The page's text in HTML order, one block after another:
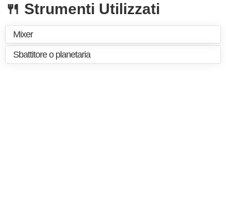
🍴 Strumenti Utilizzati
Mixer
Sbattitore o planetaria